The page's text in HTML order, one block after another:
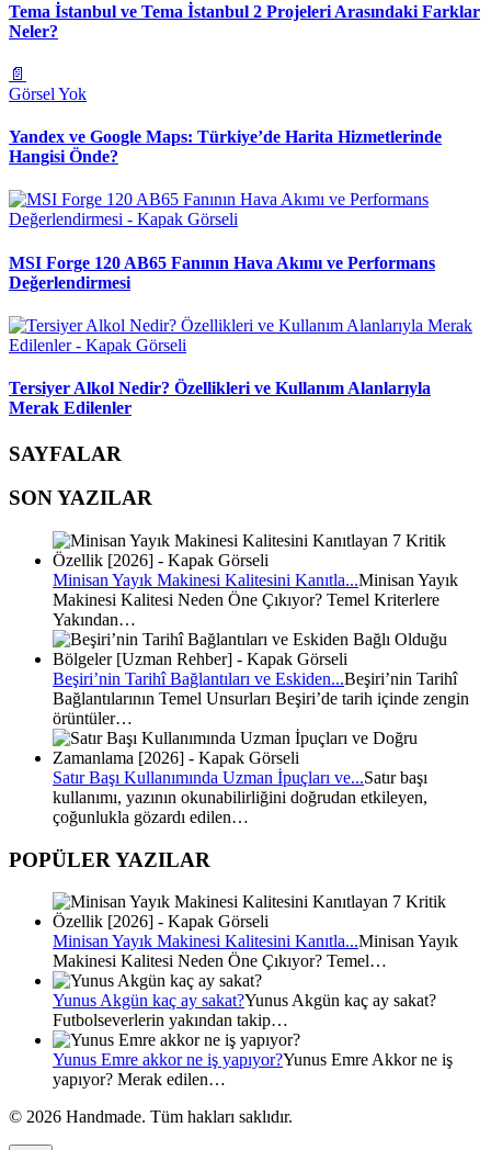
Tema İstanbul ve Tema İstanbul 2 Projeleri Arasındaki Farklar
Neler?
📄
Görsel Yok
Yandex ve Google Maps: Türkiye’de Harita Hizmetlerinde
Hangisi Önde?
MSI Forge 120 AB65 Fanının Hava Akımı ve Performans
Değerlendirmesi
Tersiyer Alkol Nedir? Özellikleri ve Kullanım Alanlarıyla
Merak Edilenler
SAYFALAR
SON YAZILAR
Minisan Yayık Makinesi Kalitesini Kanıtla...Minisan Yayık
Makinesi Kalitesi Neden Öne Çıkıyor? Temel Kriterlere
Yakından…
Beşiri’nin Tarihî Bağlantıları ve Eskiden...Beşiri’nin Tarihî
Bağlantılarının Temel Unsurları Beşiri’de tarih içinde zengin
örüntüler…
Satır Başı Kullanımında Uzman İpuçları ve...Satır başı
kullanımı, yazının okunabilirliğini doğrudan etkileyen,
çoğunlukla gözardı edilen…
POPÜLER YAZILAR
Minisan Yayık Makinesi Kalitesini Kanıtla...Minisan Yayık
Makinesi Kalitesi Neden Öne Çıkıyor? Temel…
Yunus Akgün kaç ay sakat?Yunus Akgün kaç ay sakat?
Futbolseverlerin yakından takip…
Yunus Emre akkor ne iş yapıyor?Yunus Emre Akkor ne iş
yapıyor? Merak edilen…
© 2026 Handmade. Tüm hakları saklıdır.